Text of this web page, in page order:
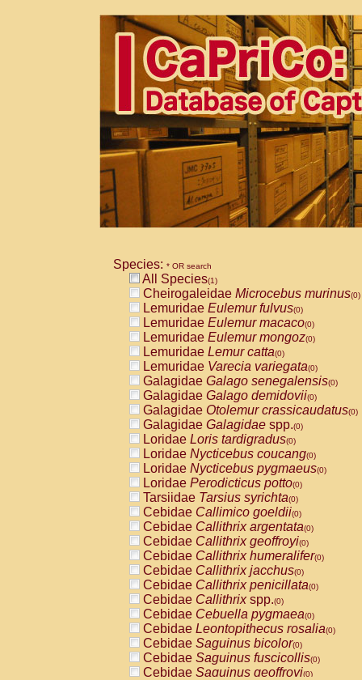
Species: * OR search
All Species(1)
Cheirogaleidae Microcebus murinus(0)
Lemuridae Eulemur fulvus(0)
Lemuridae Eulemur macaco(0)
Lemuridae Eulemur mongoz(0)
Lemuridae Lemur catta(0)
Lemuridae Varecia variegata(0)
Galagidae Galago senegalensis(0)
Galagidae Galago demidovii(0)
Galagidae Otolemur crassicaudatus(0)
Galagidae Galagidae spp.(0)
Loridae Loris tardigradus(0)
Loridae Nycticebus coucang(0)
Loridae Nycticebus pygmaeus(0)
Loridae Perodicticus potto(0)
Tarsiidae Tarsius syrichta(0)
Cebidae Callimico goeldii(0)
Cebidae Callithrix argentata(0)
Cebidae Callithrix geoffroyi(0)
Cebidae Callithrix humeralifer(0)
Cebidae Callithrix jacchus(0)
Cebidae Callithrix penicillata(0)
Cebidae Callithrixspp.(0)
Cebidae Cebuella pygmaea(0)
Cebidae Leontopithecus rosalia(0)
Cebidae Saguinus bicolor(0)
Cebidae Saguinus fuscicollis(0)
Cebidae Saguinus geoffroyi(0)